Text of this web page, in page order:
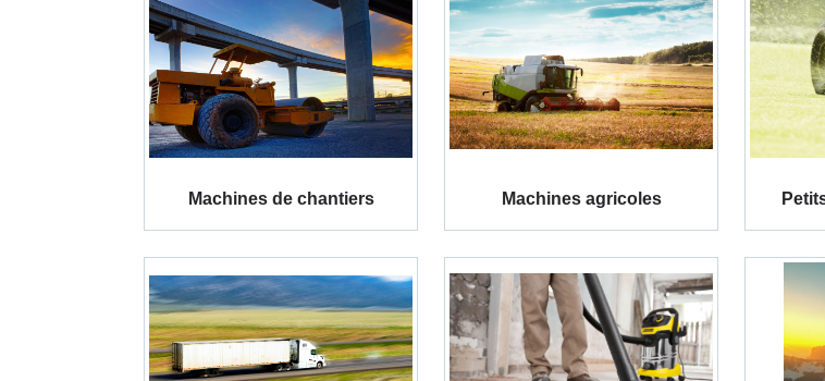
Machines de chantiers Machines agricoles